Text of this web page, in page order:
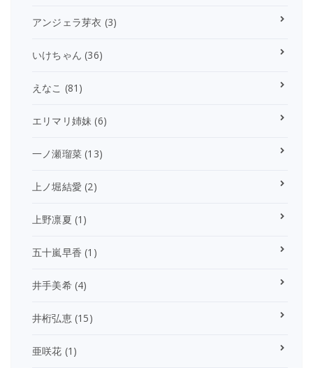
アンジェラ芽衣 (3)
いけちゃん (36)
えなこ (81)
エリマリ姉妹 (6)
一ノ瀬瑠菜 (13)
上ノ堀結愛 (2)
上野凛夏 (1)
五十嵐早香 (1)
井手美希(4)
井桁弘恵(15)
亜咲花 (1)